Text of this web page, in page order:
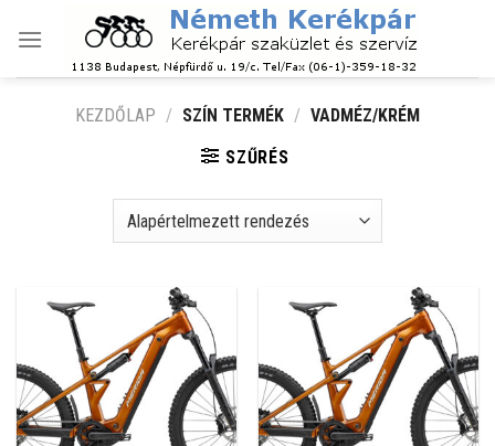
KEZDŐLAP / SZÍN TERMÉK / VADMÉZ/KRÉM
SZŰRÉS